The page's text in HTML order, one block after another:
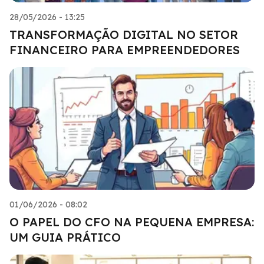
28/05/2026 - 13:25
TRANSFORMAÇÃO DIGITAL NO SETOR
FINANCEIRO PARA EMPREENDEDORES
01/06/2026 - 08:02
O PAPEL DO CFO NA PEQUENA EMPRESA:
UM GUIA PRÁTICO